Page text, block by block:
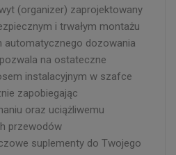
(organizer) zaprojektowany
i trwałym montażu
automatycznego dozowania
na ostateczne
instalacyjnym w szafce
zapobiegając
oraz uciążliwemu
przewodów
suplementy do Twojego